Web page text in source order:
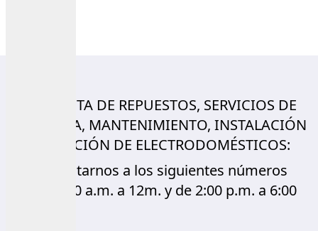
PARA VENTA DE REPUESTOS, SERVICIOS DE
GARANTÍA, MANTENIMIENTO, INSTALACIÓN
Y REPARACIÓN DE ELECTRODOMÉSTICOS:
Contactarnos a los siguientes números
de L-V 8:00 a.m. a 12m. y de 2:00 p.m. a 6:00